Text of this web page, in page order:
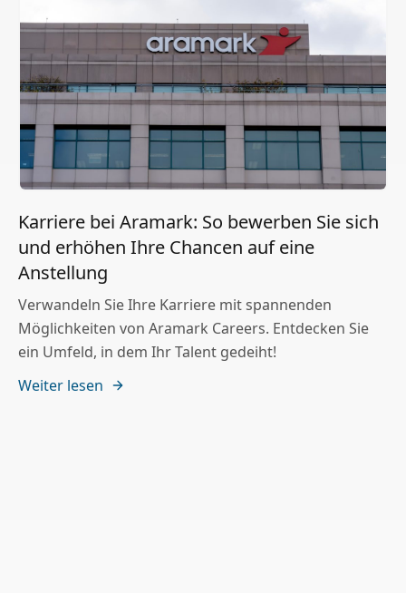
Karriere bei Aramark: So bewerben Sie sich
und erhöhen Ihre Chancen auf eine
Anstellung
Verwandeln Sie Ihre Karriere mit spannenden
Möglichkeiten von Aramark Careers. Entdecken Sie
ein Umfeld, in dem Ihr Talent gedeiht!
Weiter lesen